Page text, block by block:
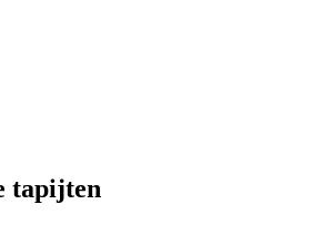
tapijten